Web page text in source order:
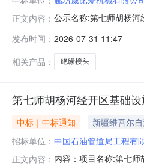
正文内容： 公示名称:第七师胡杨
3008:46:01中标候选人
发布时间： 2026-07-31 11:47
相关产品：
绝缘接头
第七师胡杨河经开区基础
中标｜中标通知 新疆维吾尔
招标单位： 中国石油管道局工程有
正文内容： 内容：项目名称:第七